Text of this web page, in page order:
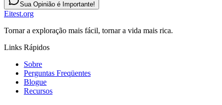
Sua Opinião é Importante!
Eitest.org
Tornar a exploração mais fácil, tornar a vida mais rica.
Links Rápidos
Sobre
Perguntas Freqüentes
Blogue
Recursos